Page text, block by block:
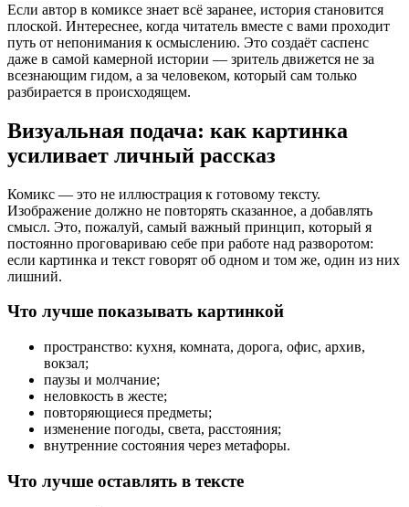
Если автор в комиксе знает всё заранее, история становится
плоской. Интереснее, когда читатель вместе с вами проходит
путь от непонимания к осмыслению. Это создаёт саспенс
даже в самой камерной истории — зритель движется не за
всезнающим гидом, а за человеком, который сам только
разбирается в происходящем.
Визуальная подача: как картинка
усиливает личный рассказ
Комикс — это не иллюстрация к готовому тексту.
Изображение должно не повторять сказанное, а добавлять
смысл. Это, пожалуй, самый важный принцип, который я
постоянно проговариваю себе при работе над разворотом:
если картинка и текст говорят об одном и том же, один из них
лишний.
Что лучше показывать картинкой
пространство: кухня, комната, дорога, офис, архив,
вокзал;
паузы и молчание;
неловкость в жесте;
повторяющиеся предметы;
изменение погоды, света, расстояния;
внутренние состояния через метафоры.
Что лучше оставлять в тексте